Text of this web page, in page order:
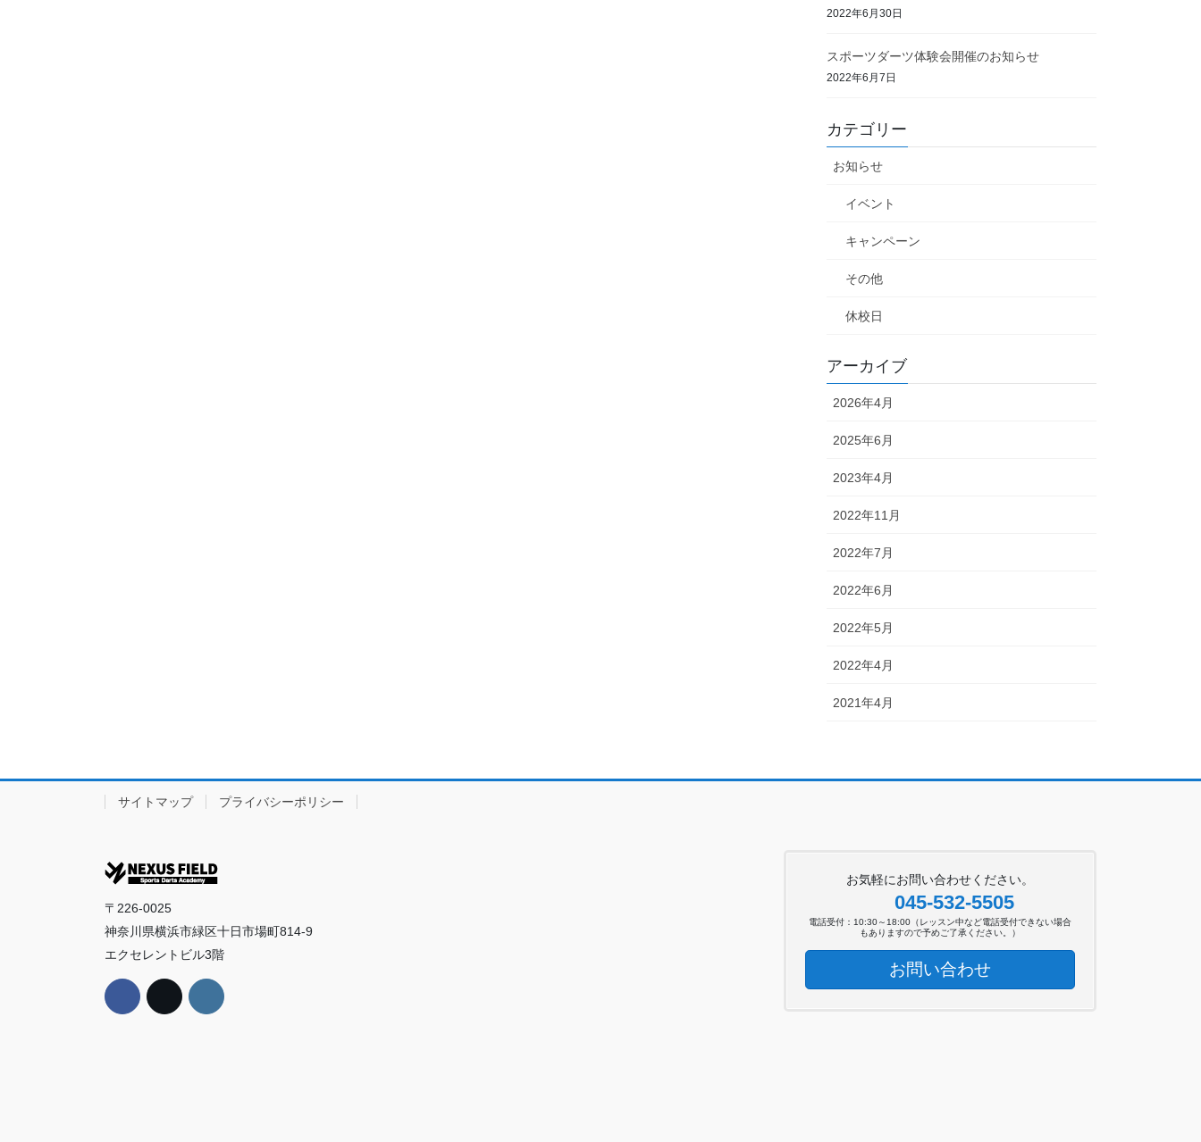
2022年6月30日
スポーツダーツ体験会開催のお知らせ
2022年6月7日
カテゴリー
お知らせ
イベント
キャンペーン
その他
休校日
アーカイブ
2026年4月
2025年6月
2023年4月
2022年11月
2022年7月
2022年6月
2022年5月
2022年4月
2021年4月
サイトマップ プライバシーポリシー
〒226-0025
神奈川県横浜市緑区十日市場町814‐9
エクセレントビル3階
お気軽にお問い合わせください。
045-532-5505
電話受付：10:30～18:00（レッスン中など電話受付できない場合
もありますので予めご了承ください。）
お問い合わせ